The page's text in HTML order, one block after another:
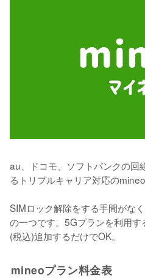
au、ドコモ、ソフトバンクの回
るトリプルキャリア対応のmineo
SIMロック解除をする手間がな
の一つです。5Gプランを利用
(税込)追加するだけでOK。
mineoプラン料金表